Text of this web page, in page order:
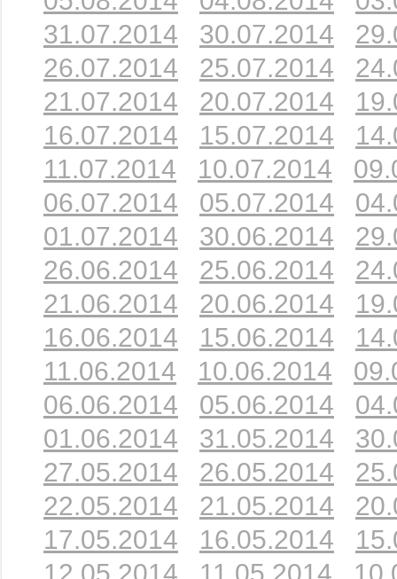
31.07.2014
30.07.2014
26.07.2014
25.07.2014
21.07.2014
20.07.2014
16.07.2014
15.07.2014
11.07.2014
10.07.2014
06.07.2014
05.07.2014
01.07.2014
30.06.2014
26.06.2014
25.06.2014
21.06.2014
20.06.2014
16.06.2014
15.06.2014
11.06.2014
10.06.2014
06.06.2014
05.06.2014
01.06.2014
31.05.2014
27.05.2014
26.05.2014
22.05.2014
21.05.2014
17.05.2014
16.05.2014
12.05.2014
11.05.2014